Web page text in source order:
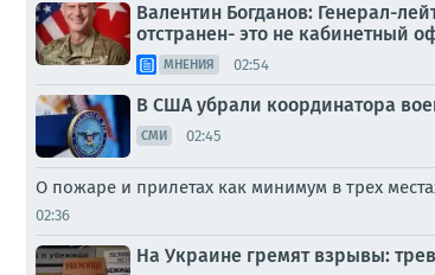
Валентин Богданов: Генерал-
отстранен- это не кабинетный
МНЕНИЯ 02:54
В США убрали координатора
СМИ 02:45
О пожаре и прилетах как минимум в трех
02:36
На Украине гремят взрывы: